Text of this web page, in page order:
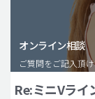
脂肪注入(アンチエイジ
豊胸手術・バストアッ
プチ整形
オンライン相談
ご質問をご記入頂
Re:ミニVラ